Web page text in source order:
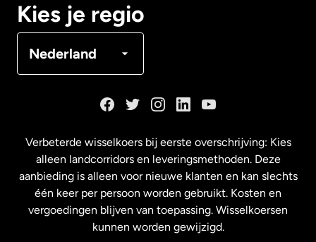
Kies je regio
Nederland
Maleisië
Nederland
Verbeterde wisselkoers bij eerste overschrijving: Kies
alleen landcorridors en leveringsmethoden. Deze
aanbieding is alleen voor nieuwe klanten en kan slechts
één keer per persoon worden gebruikt. Kosten en
vergoedingen blijven van toepassing. Wisselkoersen
kunnen worden gewijzigd.